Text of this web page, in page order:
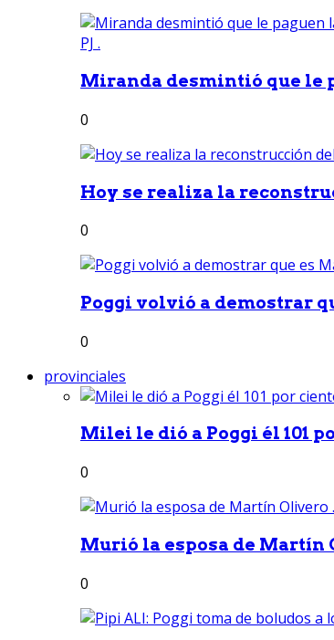
Miranda desmintió que le
0
Hoy se realiza la
0
Poggi volvió a demostrar
0
provinciales
Milei le dió a Poggi él 101
0
Murió la esposa de Martín
0